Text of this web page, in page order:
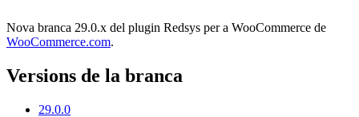
Nova branca 29.0.x del plugin Redsys per a WooCommerce de
WooCommerce.com.
Versions de la branca
29.0.0